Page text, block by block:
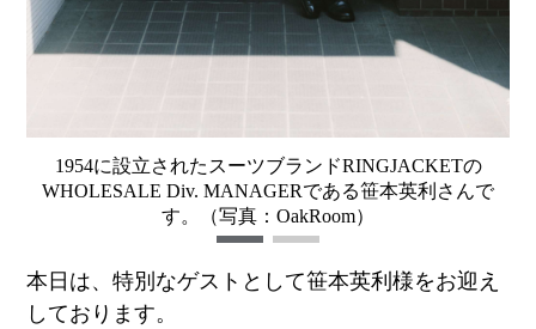
1954に設立されたスーツブランドRINGJACKETの
WHOLESALE Div. MANAGERである笹本英利さんで
す。（写真：OakRoom）
本日は、特別なゲストとして笹本英利様をお迎え
しております。